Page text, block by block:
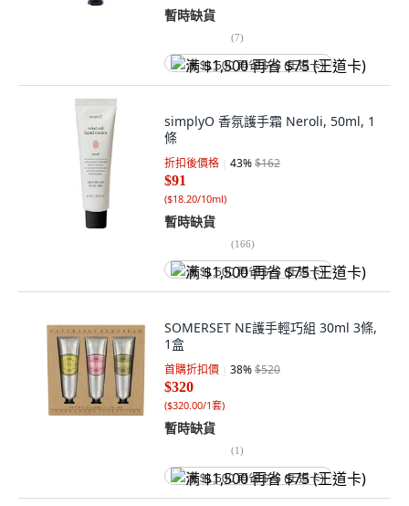
暫時缺貨
(7)
满 $1,500 再省 $75 (王道卡)
simplyO 香氛護手霜 Neroli, 50ml, 1
條
折扣後價格 43%$162
$91
($18.20/10ml)
暫時缺貨
(166)
满 $1,500 再省 $75 (王道卡)
SOMERSET NE護手輕巧組 30ml 3條,
1盒
首購折扣價 38%$520
$320
($320.00/1套)
暫時缺貨
(1)
满 $1,500 再省 $75 (王道卡)